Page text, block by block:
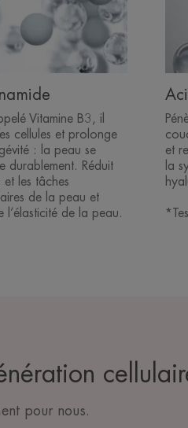
Vitamine B3, il
cellules et prolonge
: la peau se
durablement. Réduit
et les tâches
de la peau et
l’élasticité de la peau.
et
la
pour nous.